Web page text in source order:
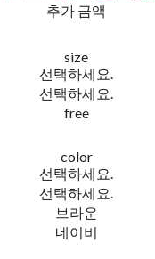
추가 금액
size
선택하세요.
선택하세요.
free
color
선택하세요.
선택하세요.
브라운
네이비